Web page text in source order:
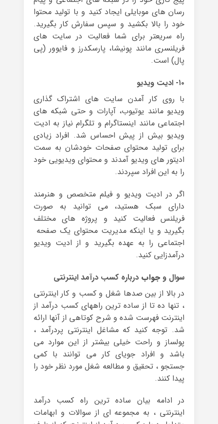
رسان های موبایلی ایجاد کنید و با تولید محتوا
خود را بالا بکشید و سپس سفارش کار بگیرید.
راه سریعتر برای شما فعالیت در سایت های
فریلنسری مانند پونیشا، پارسکدرز و فایوور (پی
پال) است.
۱۰- ادیت ویدیو
با روی کار آمدن سایت های اشتراک گذاری
ویدیو مانند یوتیوب، آپارات و حتی شبکه های
اجتماعی مانند اینستاگرام و تلگرام نیاز به ادیت
ویدیو بیش از پیش احساس شد. افراد زیادی
برای تولید محتوای صفحات خودشان به سمت
ادیتور های ویدیو آمدند و محتوای ویدیویی خود
را به این افراد سپردند.
اگر در ادیت ویدیو و فیلم متخصص و هنرمند
دارای سبک هستید، می توانید به صورت
فریلنس فعالیت کنید و پروژه های مختلف
بگیرید و یا اینکه مدیریت محتوای یک صفحه
اجتماعی را به عهده بگیرید و از ادیت ویدیو
درآمدزایی کنید.
سوال و جواب درباره کسب درآمد اینترنتی
در بالا از بین صدها شغل و کسب و کار اینترنتی
، تنها ده تا از ساده ترین راههای کسب درآمد از
اینترنت فهرست شده و شرح کوتاهی از آنها ارائه
شد. توجه کنید که مشاغل اینترنتی پردرآمد ،
پولساز و راحت خیلی بیشتر از این موارد می
باشد و افراد جویای کار می توانند با کمی
جستجو ، تحقیق و مطالعه شغل مورد نظر خود را
پیدا کنند.
در ادامه بیان ساده ترین راه کسب درآمد
اینترنتی ، به مجموعه ای از سوالات و ابهامات